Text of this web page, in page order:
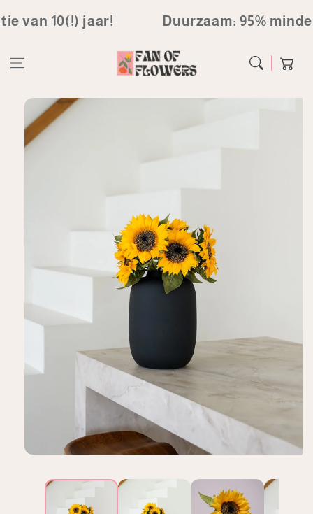
de inhoud10(!) jaar! Duurzaam: 95% minder
Ga naar
productinformatie